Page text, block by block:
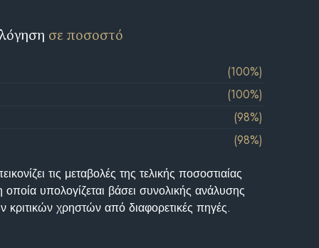
σε ποσοστό
(100%)
(100%)
(98%)
(98%)
τις μεταβολές της τελικής ποσοστιαίας
υπολογίζεται βάσει συνολικής ανάλυσης
κριτικών χρηστών από διαφορετικές πηγές.